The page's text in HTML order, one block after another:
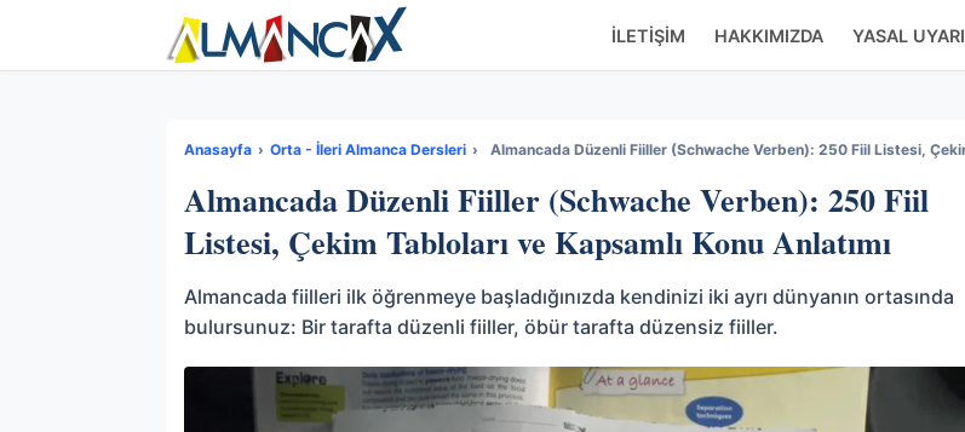
İLETIŞIM HAKKIMIZDA YASAL UYARI
Anasayfa › Orta - İleri Almanca Dersleri ›
Almancada Düzenli Fiiller (Schwache Verben): 250 Fiil
Listesi, Çekim Tabloları ve Kapsamlı Konu Anlatımı
Almancada fiilleri ilk öğrenmeye başladığınızda kendinizi iki ayrı dünyanın ortasında
bulursunuz: Bir tarafta düzenli fiiller, öbür tarafta düzensiz fiiller.